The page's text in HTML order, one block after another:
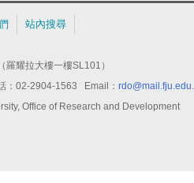
站內搜尋
耀拉大樓一樓SL101）
：02-2904-1563 Email：
Office of Research and Development